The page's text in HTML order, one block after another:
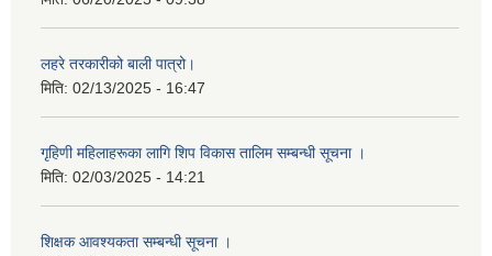
लहरे तरकारीको बाली पात्रो।
मिति: 02/13/2025 - 16:47
गृहिणी महिलाहरूका लागि शिप विकास तालिम सम्बन्धी सूचना ‌।
मिति: 02/03/2025 - 14:21
शिक्षक आवश्यकता सम्बन्धी सूचना ।